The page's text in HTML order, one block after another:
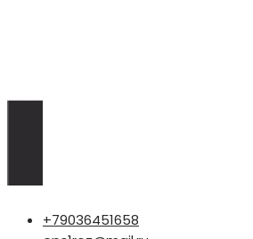
Перейти+79036451658